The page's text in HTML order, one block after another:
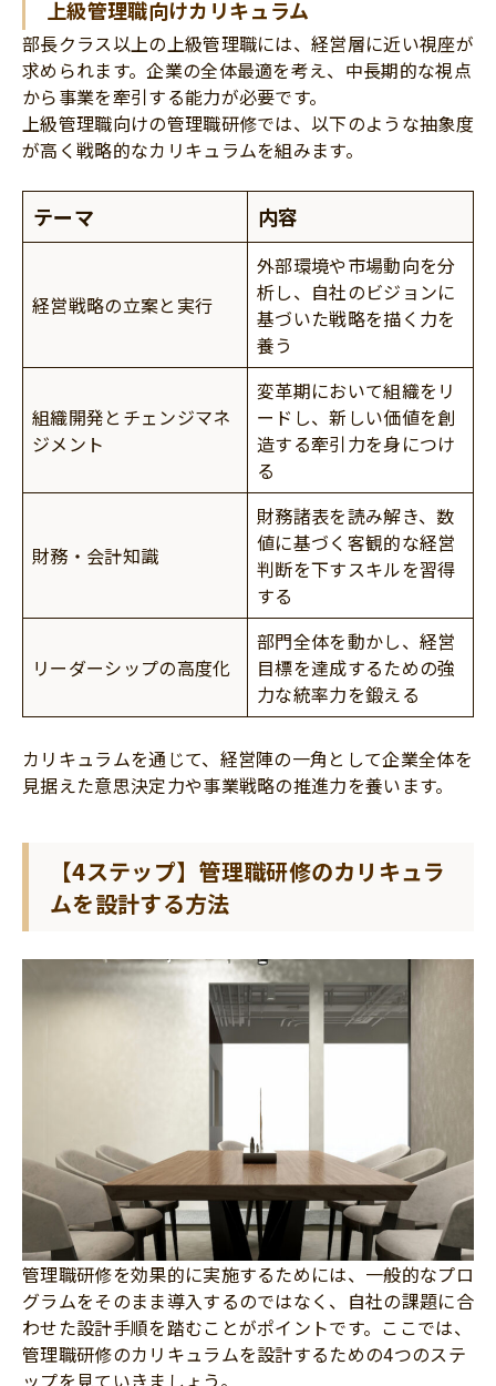
上級管理職向けカリキュラム
部長クラス以上の上級管理職には、経営層に近い視座が
求められます。企業の全体最適を考え、中長期的な視点
から事業を牽引する能力が必要です。
上級管理職向けの管理職研修では、以下のような抽象度
が高く戦略的なカリキュラムを組みます。
テーマ 内容
経営戦略の立案と実行
外部環境や市場動向を分
析し、自社のビジョンに
基づいた戦略を描く力を
養う
組織開発とチェンジマネ
ジメント
変革期において組織をリ
ードし、新しい価値を創
造する牽引力を身につけ
る
財務・会計知識
財務諸表を読み解き、数
値に基づく客観的な経営
判断を下すスキルを習得
する
リーダーシップの高度化
部門全体を動かし、経営
目標を達成するための強
力な統率力を鍛える
カリキュラムを通じて、経営陣の一角として企業全体を
見据えた意思決定力や事業戦略の推進力を養います。
【4ステップ】管理職研修のカリキュラ
ムを設計する方法
管理職研修を効果的に実施するためには、一般的なプロ
グラムをそのまま導入するのではなく、自社の課題に合
わせた設計手順を踏むことがポイントです。ここでは、
管理職研修のカリキュラムを設計するための4つのステ